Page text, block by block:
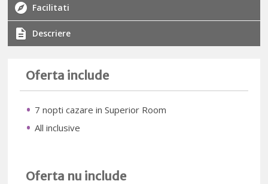
Facilitati
Descriere
Oferta include
7 nopti cazare in Superior Room
All inclusive
Oferta nu include